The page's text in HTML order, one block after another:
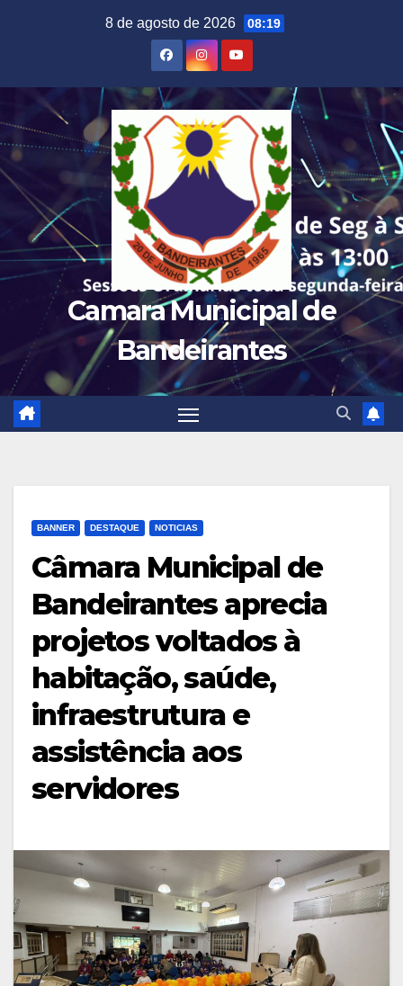
8 de agosto de 2026 08:19
Camara Municipal de
Bandeirantes
BANNER DESTAQUE NOTICIAS
Câmara Municipal de
Bandeirantes aprecia
projetos voltados à
habitação, saúde,
infraestrutura e
assistência aos
servidores